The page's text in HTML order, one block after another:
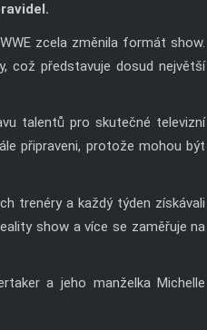
zcela změnila formát show.
což představuje dosud největší
talentů pro skutečné televizní
připraveni, protože mohou být
trenéry a každý týden získávali
show a více se zaměřuje na
a jeho manželka Michelle